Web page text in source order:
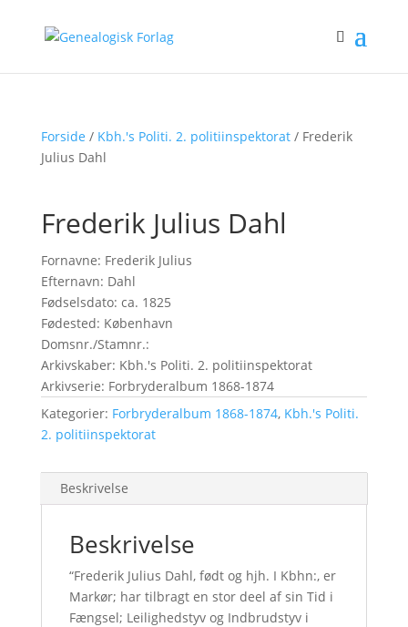
Forside / Kbh.'s Politi. 2. politiinspektorat/ Frederik
Julius Dahl
Frederik Julius Dahl
Fornavne: Frederik Julius
Efternavn: Dahl
Fødselsdato: ca. 1825
Fødested: København
Domsnr./Stamnr.:
Arkivskaber: Kbh.'s Politi. 2. politiinspektorat
Arkivserie: Forbryderalbum 1868-1874
Kategorier: Forbryderalbum 1868-1874, Kbh.'s Politi.
2. politiinspektorat
Beskrivelse
Beskrivelse
“Frederik Julius Dahl, født og hjh. I Kbhn:, er
Markør; har tilbragt en stor deel af sin Tid i
Fængsel; Leilighedstyv og Indbrudstyv i